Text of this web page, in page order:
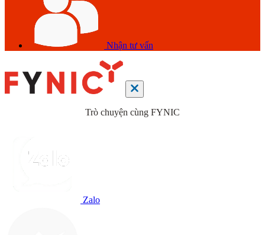
Nhận tư vấn
Trò chuyện cùng FYNIC
Zalo